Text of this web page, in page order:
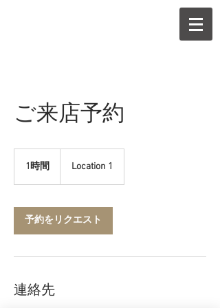
ご来店予約
1時間 Location 1
予約をリクエスト
連絡先